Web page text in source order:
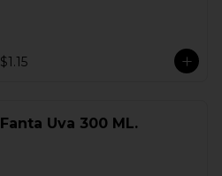
$1.15
Fanta Uva 300 ML.